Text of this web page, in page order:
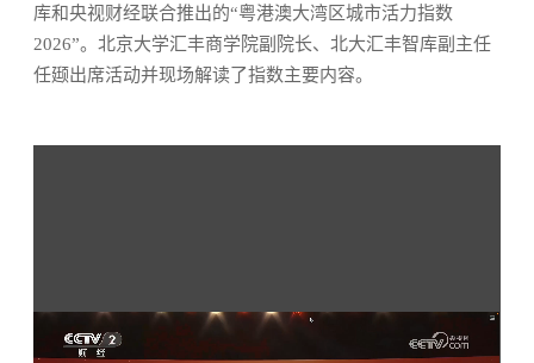
库和央视财经联合推出的“粤港澳大湾区城市活力指数
2026”。北京大学汇丰商学院副院长、北大汇丰智库副主任
任颋出席活动并现场解读了指数主要内容。